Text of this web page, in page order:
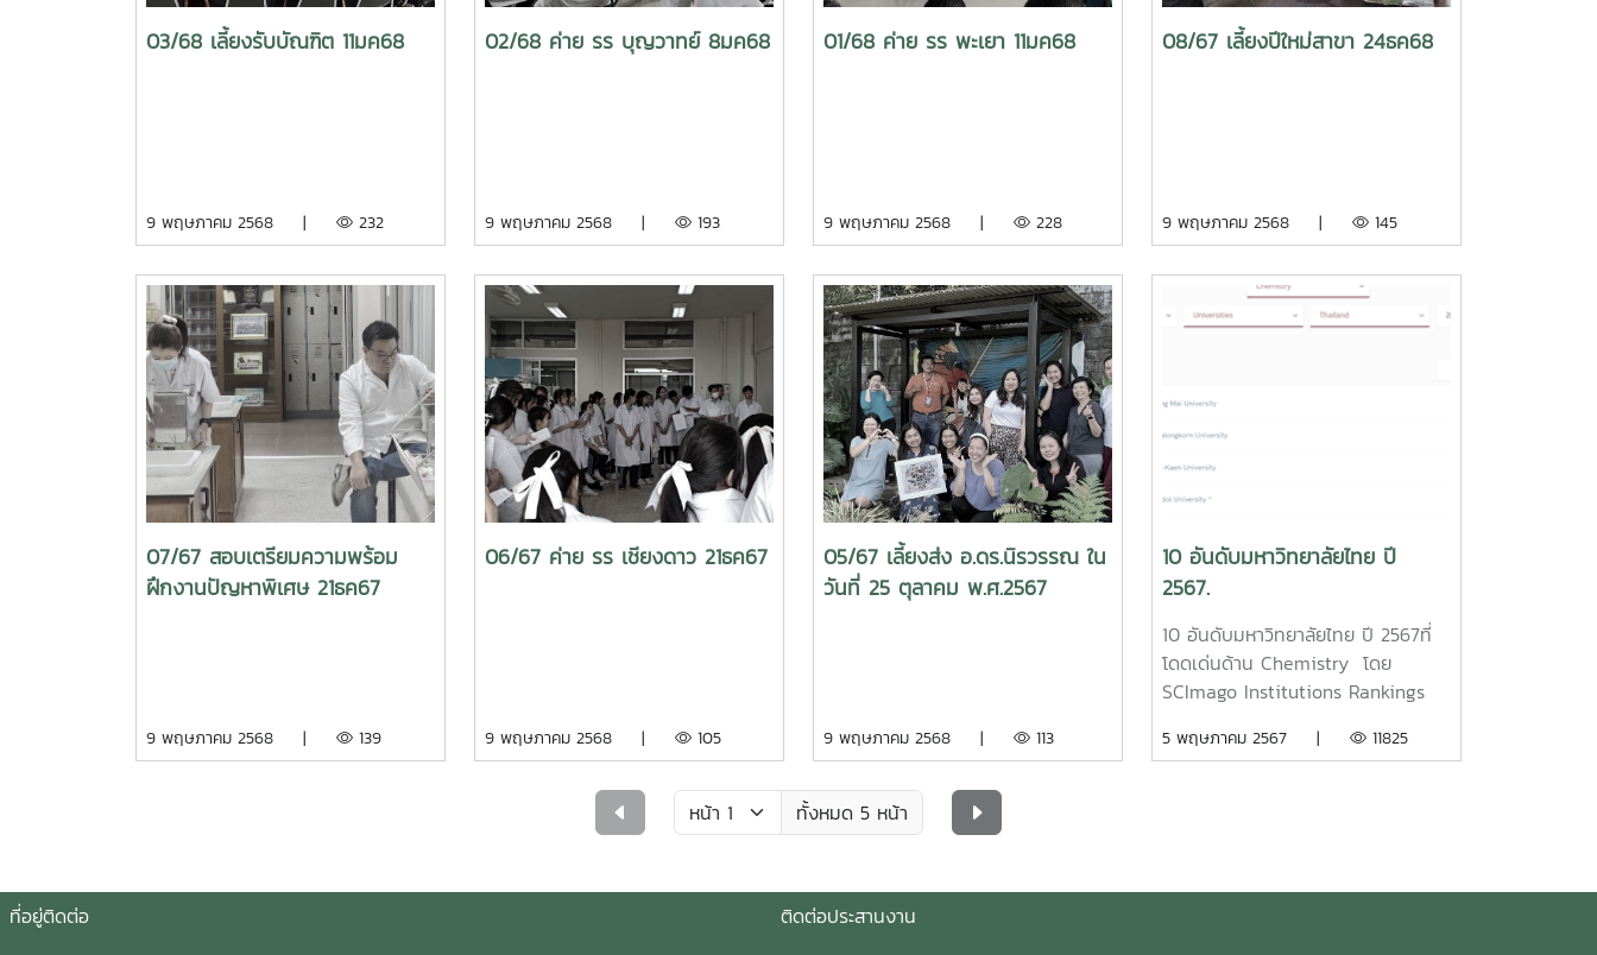
03/68 เลี้ยงรับบัณฑิต 11มค68
9 พฤษภาคม 2568 | 232
02/68 ค่าย รร บุญวาทย์ 8มค68
9 พฤษภาคม 2568 | 193
01/68 ค่าย รร พะเยา 11มค68
9 พฤษภาคม 2568 | 228
08/67 เลี้ยงปีใหม่สาขา 24ธค68
9 พฤษภาคม 2568 | 145
07/67 สอบเตรียมความพร้อม
ฝึกงานปัญหาพิเศษ 21ธค67
9 พฤษภาคม 2568 | 139
06/67 ค่าย รร เชียงดาว 21ธค67
9 พฤษภาคม 2568 | 105
05/67 เลี้ยงส่ง อ.ดร.นิรวรรณ ใน
วันที่ 25 ตุลาคม พ.ศ.2567
9 พฤษภาคม 2568 | 113
10 อันดับมหาวิทยาลัยไทย ปี
2567.
10 อันดับมหาวิทยาลัยไทย ปี 2567ที่
โดดเด่นด้าน Chemistry โดย
SCImago Institutions Rankings
Ranking (SIR) เป็น การจัดอันดับ
วิทยาลัย โรงพยาบาล สถาบันวิจัย
5 พฤษภาคม 2567 | 11825
ทั้งหมด 5 หน้า
ที่อยู่ติดต่อ ติดต่อประสานงาน